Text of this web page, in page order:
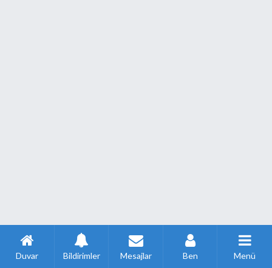
Duvar Bildirimler Mesajlar Ben Menü